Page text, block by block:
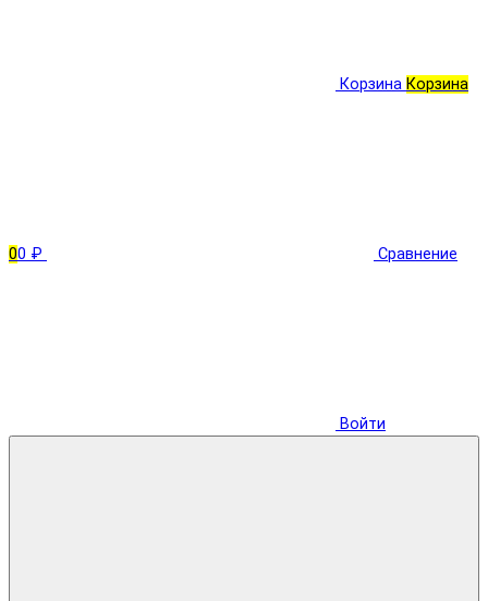
Корзина Корзина
00 ₽ Сравнение
Войти